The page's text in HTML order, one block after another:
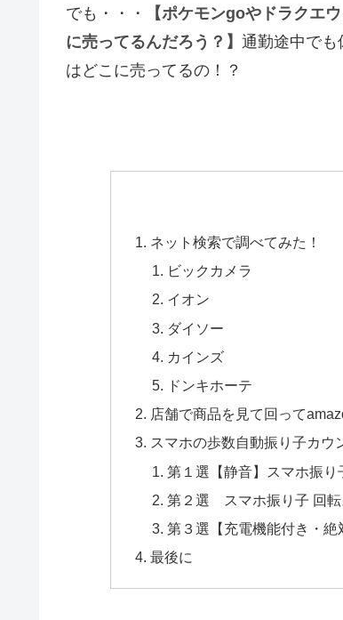
でも・・・
【ポケモンgoやドラクエ
に売ってるんだろう？】 通勤途中でも
はどこに売ってるの！？
ネット検索で調べてみた！
ビックカメラ
イオン
ダイソー
カインズ
ドンキホーテ
店舗で商品を見て回って
スマホの歩数自動振り子カウ
第１選【静音】スマホ振
第２選 スマホ振り子 回転
第３選【充電機能付き・
最後に